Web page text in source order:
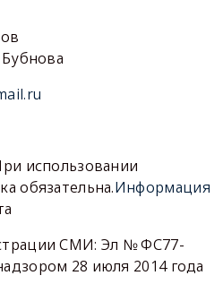
использовании
обязательна.Информация
СМИ: Эл № ФС77-
28 июля 2014 года